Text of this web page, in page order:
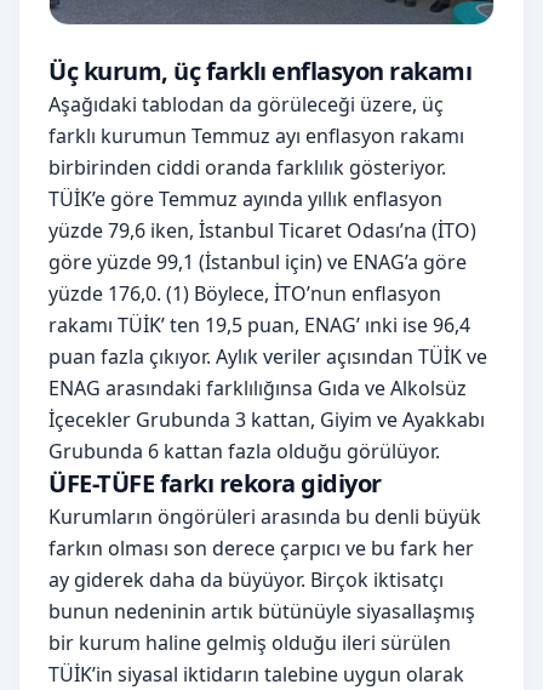
Üç kurum, üç farklı enflasyon rakamı
Aşağıdaki tablodan da görüleceği üzere, üç
farklı kurumun Temmuz ayı enflasyon rakamı
birbirinden ciddi oranda farklılık gösteriyor.
TÜİK’e göre Temmuz ayında yıllık enflasyon
yüzde 79,6 iken, İstanbul Ticaret Odası’na (İTO)
göre yüzde 99,1 (İstanbul için) ve ENAG’a göre
yüzde 176,0. (1) Böylece, İTO’nun enflasyon
rakamı TÜİK’ ten 19,5 puan, ENAG’ ınki ise 96,4
puan fazla çıkıyor. Aylık veriler açısından TÜİK ve
ENAG arasındaki farklılığınsa Gıda ve Alkolsüz
İçecekler Grubunda 3 kattan, Giyim ve Ayakkabı
Grubunda 6 kattan fazla olduğu görülüyor.
ÜFE-TÜFE farkı rekora gidiyor
Kurumların öngörüleri arasında bu denli büyük
farkın olması son derece çarpıcı ve bu fark her
ay giderek daha da büyüyor. Birçok iktisatçı
bunun nedeninin artık bütünüyle siyasallaşmış
bir kurum haline gelmiş olduğu ileri sürülen
TÜİK’in siyasal iktidarın talebine uygun olarak